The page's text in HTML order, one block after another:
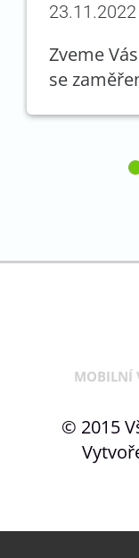
Zveme
se
MOBILNÍ
© 2015